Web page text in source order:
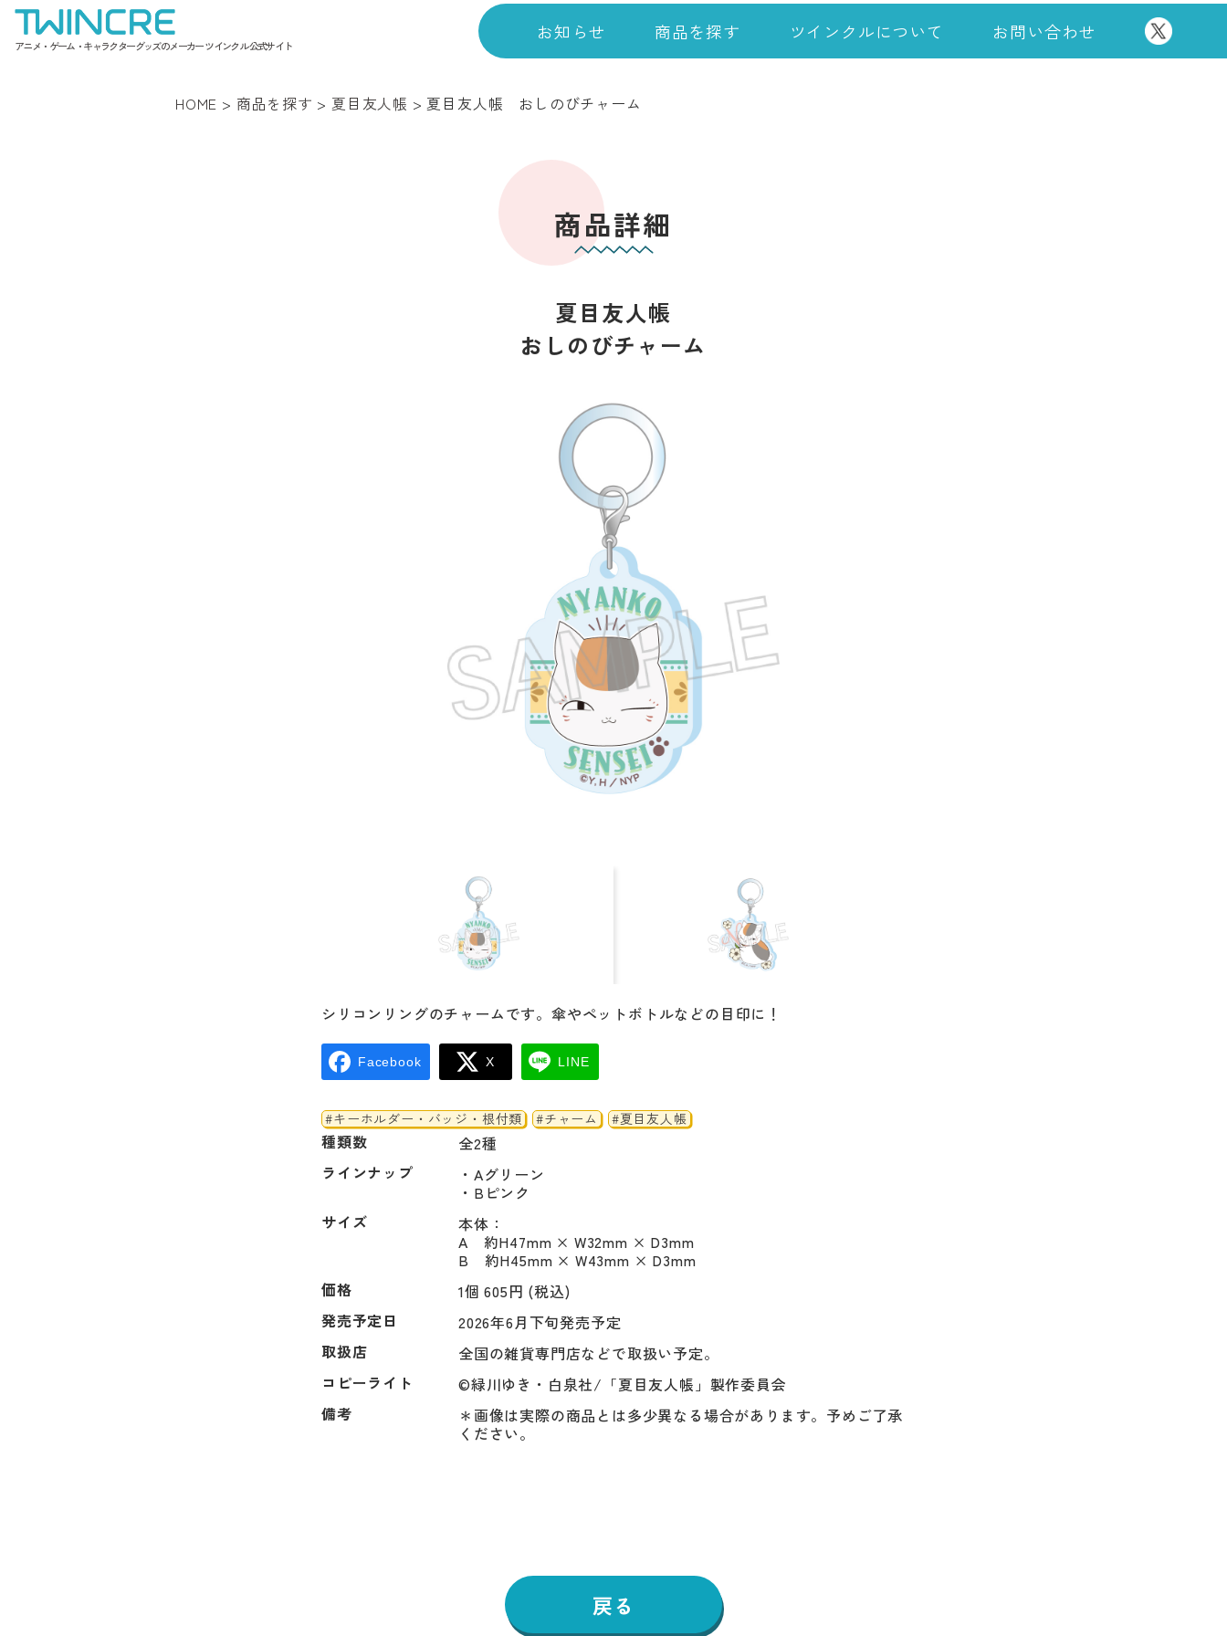
アニメ・ゲーム・キャラクターグッズのメーカー ツインクル 公式サイト
お知らせ 商品を探す ツインクルについて お問い合わせ
HOME > 商品を探す >夏目友人帳 >夏目友人帳 おしのびチャーム
商品詳細
夏目友人帳
おしのびチャーム
シリコンリングのチャームです。傘やペットボトルなどの目印に！
Facebook X LINE
#キーホルダー・バッジ・根付類 #チャーム #夏目友人帳
種類数
全2種
ラインナップ
・Aグリーン
・Bピンク
サイズ
本体：
A　約H47mm × W32mm × D3mm
B　約H45mm × W43mm × D3mm
価格
1個 605円 (税込)
発売予定日
2026年6月下旬発売予定
取扱店
全国の雑貨専門店などで取扱い予定。
コピーライト
©緑川ゆき・白泉社/「夏目友人帳」製作委員会
備考
＊画像は実際の商品とは多少異なる場合があります。予めご了承
ください。
戻る